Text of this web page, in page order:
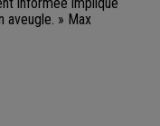
informée implique
aveugle. » Max